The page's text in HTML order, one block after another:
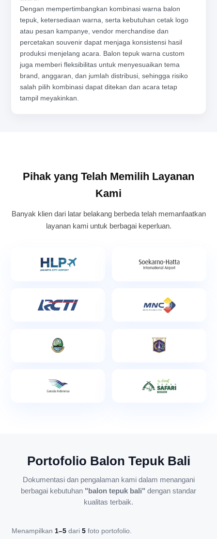
Dengan mempertimbangkan kombinasi warna balon
tepuk, ketersediaan warna, serta kebutuhan cetak logo
atau pesan kampanye, vendor merchandise dan
percetakan souvenir dapat menjaga konsistensi hasil
produksi menjelang acara. Balon tepuk warna custom
juga memberi fleksibilitas untuk menyesuaikan tema
brand, anggaran, dan jumlah distribusi, sehingga risiko
salah pilih kombinasi dapat ditekan dan acara tetap
tampil meyakinkan.
Pihak yang Telah Memilih Layanan
Kami
Banyak klien dari latar belakang berbeda telah memanfaatkan
layanan kami untuk berbagai keperluan.
Portofolio Balon Tepuk Bali
Dokumentasi dan pengalaman kami dalam menangani
berbagai kebutuhan "balon tepuk bali" dengan standar
kualitas terbaik.
Menampilkan 1–5 dari 5 foto portofolio.